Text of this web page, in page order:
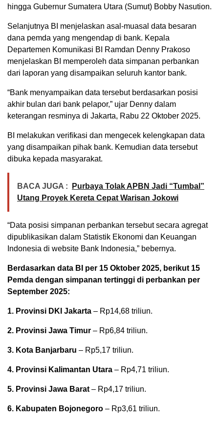
hingga Gubernur Sumatera Utara (Sumut) Bobby Nasution.
Selanjutnya BI menjelaskan asal-muasal data besaran
dana pemda yang mengendap di bank. Kepala
Departemen Komunikasi BI Ramdan Denny Prakoso
menjelaskan BI memperoleh data simpanan perbankan
dari laporan yang disampaikan seluruh kantor bank.
“Bank menyampaikan data tersebut berdasarkan posisi
akhir bulan dari bank pelapor,” ujar Denny dalam
keterangan resminya di Jakarta, Rabu 22 Oktober 2025.
BI melakukan verifikasi dan mengecek kelengkapan data
yang disampaikan pihak bank. Kemudian data tersebut
dibuka kepada masyarakat.
BACA JUGA :
Purbaya Tolak APBN Jadi “Tumbal”
Utang Proyek Kereta Cepat Warisan Jokowi
“Data posisi simpanan perbankan tersebut secara agregat
dipublikasikan dalam Statistik Ekonomi dan Keuangan
Indonesia di website Bank Indonesia,” bebernya.
Berdasarkan data BI per 15 Oktober 2025, berikut 15
Pemda dengan simpanan tertinggi di perbankan per
September 2025:
1. Provinsi DKI Jakarta – Rp14,68 triliun.
2. Provinsi Jawa Timur – Rp6,84 triliun.
3. Kota Banjarbaru – Rp5,17 triliun.
4. Provinsi Kalimantan Utara – Rp4,71 triliun.
5. Provinsi Jawa Barat – Rp4,17 triliun.
6. Kabupaten Bojonegoro – Rp3,61 triliun.